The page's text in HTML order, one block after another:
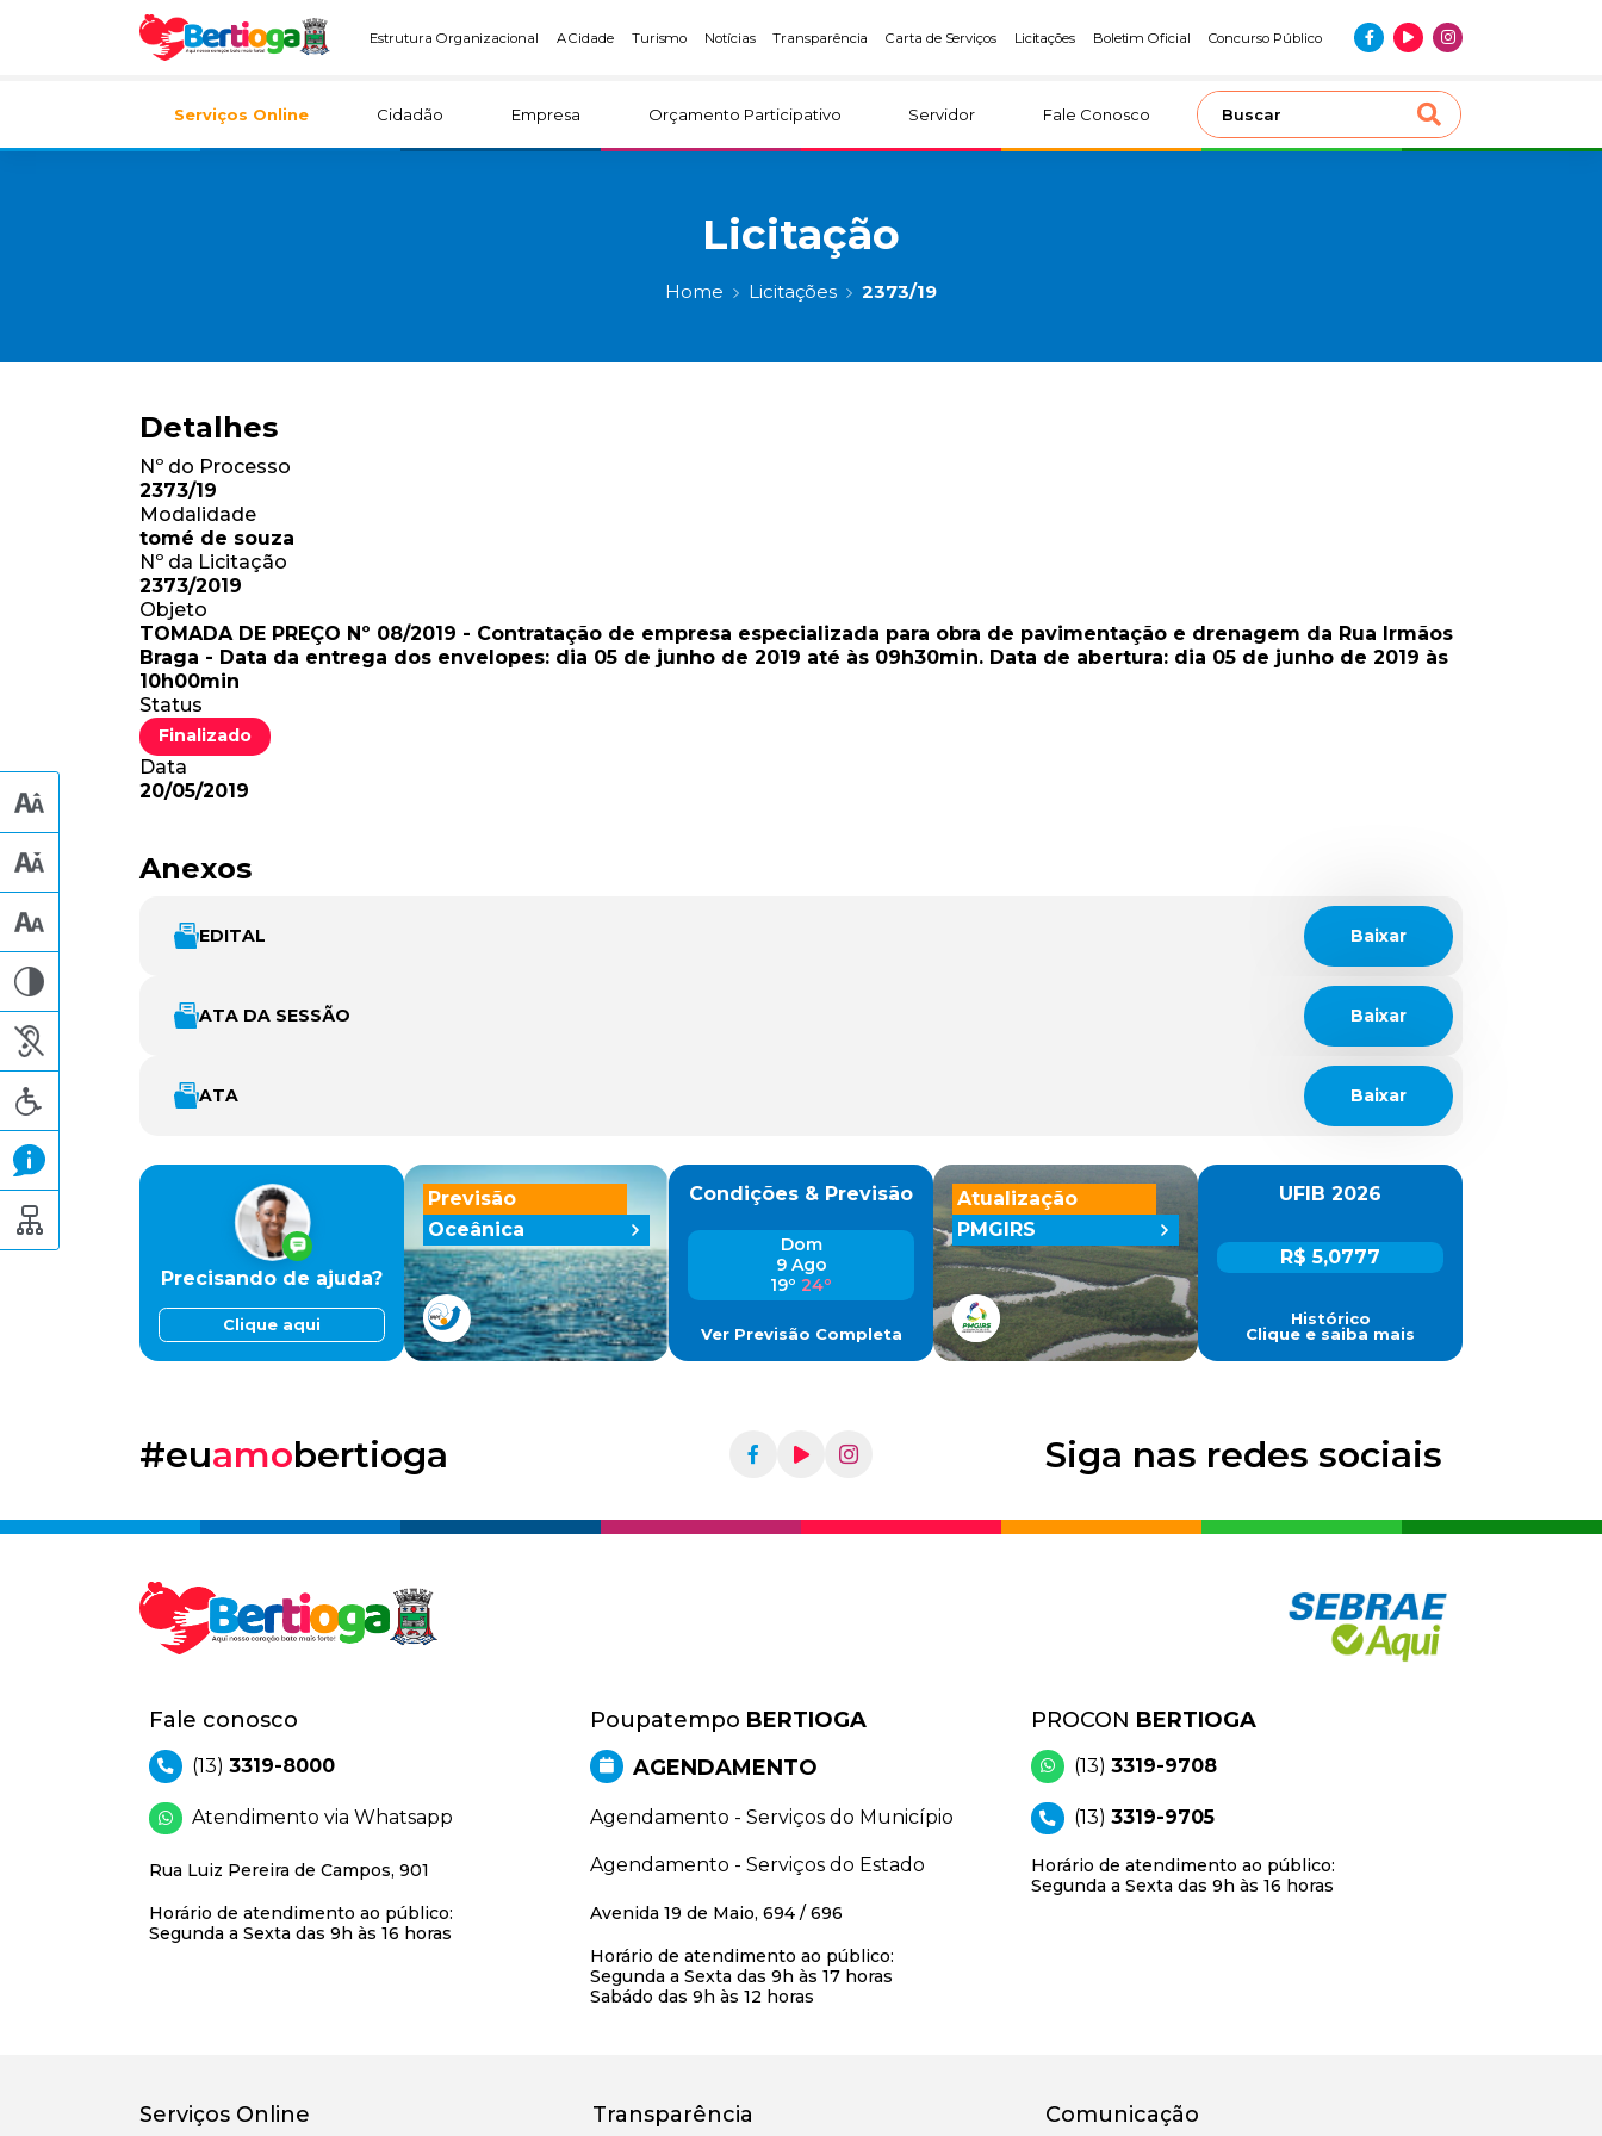
Estrutura Organizacional A Cidade Turismo Notícias Transparência Carta de Serviços Licitações Boletim Oficial Concurso Público
Serviços Online Cidadão Empresa Orçamento Participativo Servidor Fale Conosco
Licitação
Home Licitações 2373/19
Detalhes
Nº do Processo
2373/19
Modalidade
tomé de souza
Nº da Licitação
2373/2019
Objeto
TOMADA DE PREÇO Nº 08/2019 - Contratação de empresa especializada para obra de pavimentação e drenagem da Rua Irmãos
Braga - Data da entrega dos envelopes: dia 05 de junho de 2019 até às 09h30min. Data de abertura: dia 05 de junho de 2019 às
10h00min
Status
Finalizado
Data
20/05/2019
Anexos
EDITAL Baixar
ATA DA SESSÃO Baixar
ATA Baixar
Previsão
Oceânica
Precisando de ajuda?
Clique aqui
Condições & Previsão
Dom
9 Ago
19º 24º
Ver Previsão Completa
UFIB 2026
R$ 5,0777
Histórico
Clique e saiba mais
Atualização
PMGIRS
#euamobertioga Siga nas redes sociais
Fale conosco
(13) 3319-8000
Atendimento via Whatsapp
Rua Luiz Pereira de Campos, 901
Horário de atendimento ao público:
Segunda a Sexta das 9h às 16 horas
Poupatempo BERTIOGA
AGENDAMENTO
Agendamento - Serviços do Município
Agendamento - Serviços do Estado
Avenida 19 de Maio, 694 / 696
Horário de atendimento ao público:
Segunda a Sexta das 9h às 17 horas
Sabádo das 9h às 12 horas
PROCON BERTIOGA
(13) 3319-9708
(13) 3319-9705
Horário de atendimento ao público:
Segunda a Sexta das 9h às 16 horas
Serviços Online Transparência Comunicação